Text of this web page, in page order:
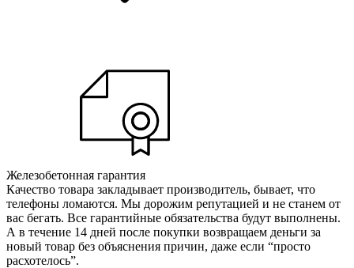
Железобетонная гарантия
Качество товара закладывает производитель, бывает, что
телефоны ломаются. Мы дорожим репутацией и не станем от
вас бегать. Все гарантийные обязательства будут выполнены.
А в течение 14 дней после покупки возвращаем деньги за
новый товар без объяснения причин, даже если “просто
расхотелось”.